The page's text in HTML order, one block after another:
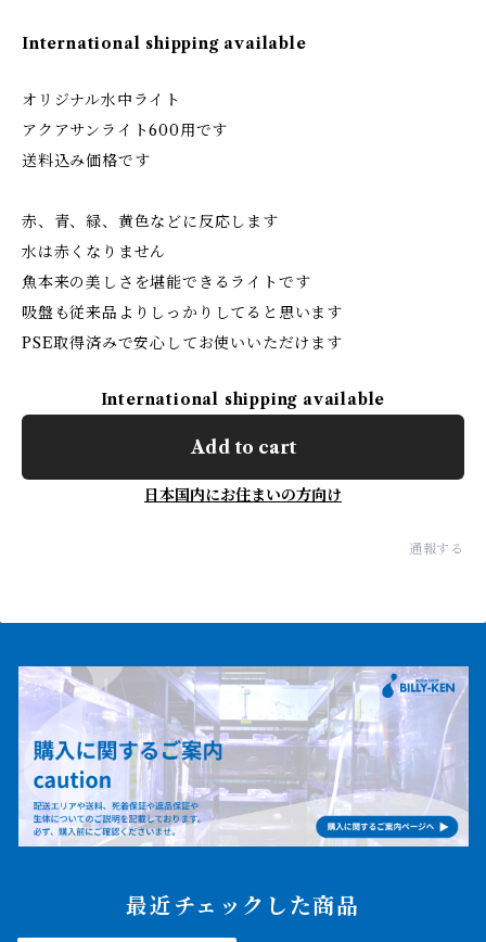
International shipping available
オリジナル水中ライト
アクアサンライト600用です
送料込み価格です
赤、青、緑、黄色などに反応します
水は赤くなりません
魚本来の美しさを堪能できるライトです
吸盤も従来品よりしっかりしてると思います
PSE取得済みで安心してお使いいただけます
International shipping available
Add to cart
日本国内にお住まいの方向け
通報する
最近チェックした商品